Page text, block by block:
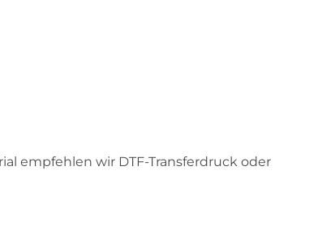
empfehlen wir DTF-Transferdruck oder